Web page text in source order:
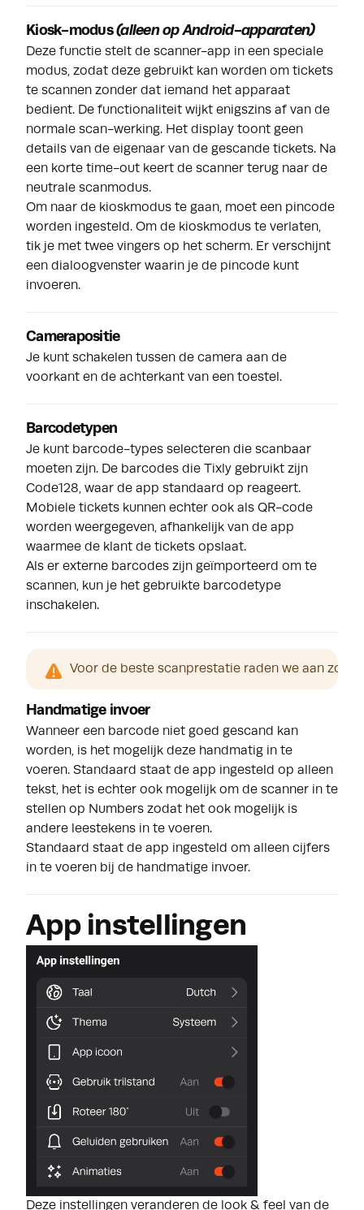
Kiosk-modus(alleen op Android-apparaten)
Deze functie stelt de scanner-app in een speciale
modus, zodat deze gebruikt kan worden om tickets
te scannen zonder dat iemand het apparaat
bedient. De functionaliteit wijkt enigszins af van de
normale scan-werking. Het display toont geen
details van de eigenaar van de gescande tickets. Na
een korte time-out keert de scanner terug naar de
neutrale scanmodus.
Om naar de kioskmodus te gaan, moet een pincode
worden ingesteld. Om de kioskmodus te verlaten,
tik je met twee vingers op het scherm. Er verschijnt
een dialoogvenster waarin je de pincode kunt
invoeren.
Camerapositie
Je kunt schakelen tussen de camera aan de
voorkant en de achterkant van een toestel.
Barcodetypen
Je kunt barcode-types selecteren die scanbaar
moeten zijn. De barcodes die Tixly gebruikt zijn
Code128, waar de app standaard op reageert.
Mobiele tickets kunnen echter ook als QR-code
worden weergegeven, afhankelijk van de app
waarmee de klant de tickets opslaat.
Als er externe barcodes zijn geïmporteerd om te
scannen, kun je het gebruikte barcodetype
inschakelen.
Voor de beste scanprestatie raden we aan zo
Handmatige invoer
Wanneer een barcode niet goed gescand kan
worden, is het mogelijk deze handmatig in te
voeren. Standaard staat de app ingesteld op alleen
tekst, het is echter ook mogelijk om de scanner in te
stellen op Numbers zodat het ook mogelijk is
andere leestekens in te voeren.
Standaard staat de app ingesteld om alleen cijfers
in te voeren bij de handmatige invoer.
App instellingen
Deze instellingen veranderen de look & feel van de